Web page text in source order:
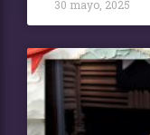
30 mayo, 2025